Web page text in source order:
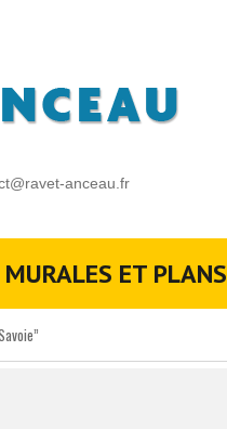
anceau.fr
MURALES ET PLANS